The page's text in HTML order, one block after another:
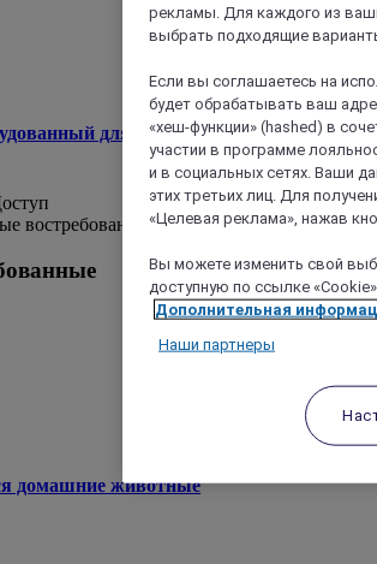
для доступа на инвалидных
востребованные
домашние животные
рекламы. Для каждого из
выбрать подходящие
Если вы соглашаетесь на
будет обрабатывать ваш
«хеш-функции» (hashed) в
участии в программе
и в социальных сетях. Ваши
этих третьих лиц. Для
«Целевая реклама», нажав
Вы можете изменить свой
доступную по ссылке
Дополнительная
Наши партнеры